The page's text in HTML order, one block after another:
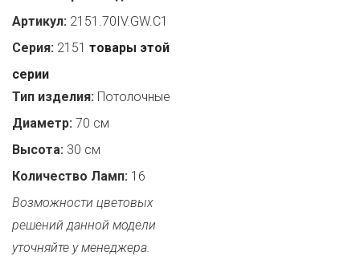
Артикул: 2151.70IV.GW.C1
Серия: 2151 товары этой
серии
Тип изделия: Потолочные
Диаметр: 70 см
Высота: 30 см
Количество Ламп: 16
Возможности цветовых
решений данной модели
уточняйте у менеджера.